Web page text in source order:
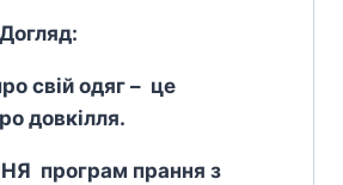
свій одяг – це
довкілля.
програм прання з